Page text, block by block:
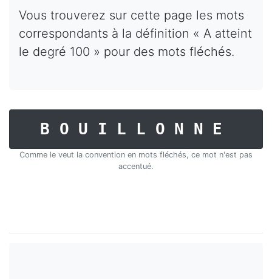
Vous trouverez sur cette page les mots
correspondants à la définition « A atteint
le degré 100 » pour des mots fléchés.
BOUILLONNE
Comme le veut la convention en mots fléchés, ce mot n'est pas
accentué.